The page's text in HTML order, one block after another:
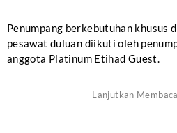
Penumpang berkebutuhan khusus
pesawat duluan diikuti oleh
anggota Platinum Etihad Guest.